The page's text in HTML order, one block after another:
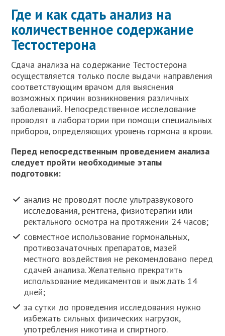
Где и как сдать анализ на
количественное содержание
Тестостерона
Сдача анализа на содержание Тестостерона
осуществляется только после выдачи направления
соответствующим врачом для выяснения
возможных причин возникновения различных
заболеваний. Непосредственное исследование
проводят в лаборатории при помощи специальных
приборов, определяющих уровень гормона в крови.
Перед непосредственным проведением анализа
следует пройти необходимые этапы
подготовки:
анализ не проводят после ультразвукового
исследования, рентгена, физиотерапии или
ректального осмотра на протяжении 24 часов;
совместное использование гормональных,
противозачаточных препаратов, мазей
местного воздействия не рекомендовано перед
сдачей анализа. Желательно прекратить
использование медикаментов и выждать 14
дней;
за сутки до проведения исследования нужно
избежать сильных физических нагрузок,
употребления никотина и спиртного.